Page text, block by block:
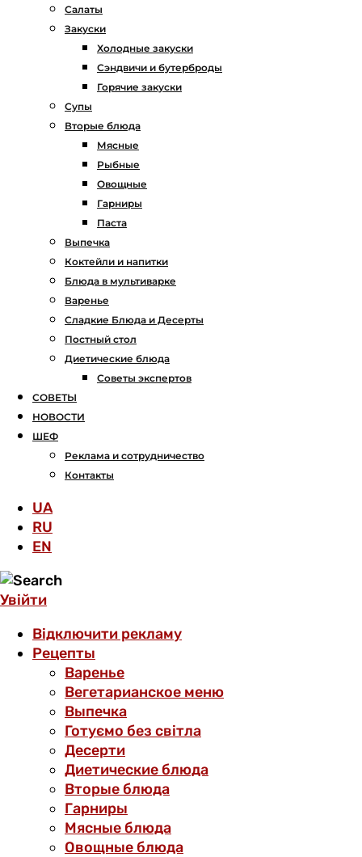
Салаты
Закуски
Холодные закуски
Сэндвичи и бутерброды
Горячие закуски
Супы
Вторые блюда
Мясные
Рыбные
Овощные
Гарниры
Паста
Выпечка
Коктейли и напитки
Блюда в мультиварке
Варенье
Сладкие Блюда и Десерты
Постный стол
Диетические блюда
Советы экспертов
СОВЕТЫ
НОВОСТИ
ШЕФ
Реклама и сотрудничество
Контакты
UA
RU
EN
Увійти
Відключити рекламу
Рецепты
Варенье
Вегетарианское меню
Выпечка
Готуємо без світла
Десерти
Диетические блюда
Вторые блюда
Гарниры
Мясные блюда
Овощные блюда